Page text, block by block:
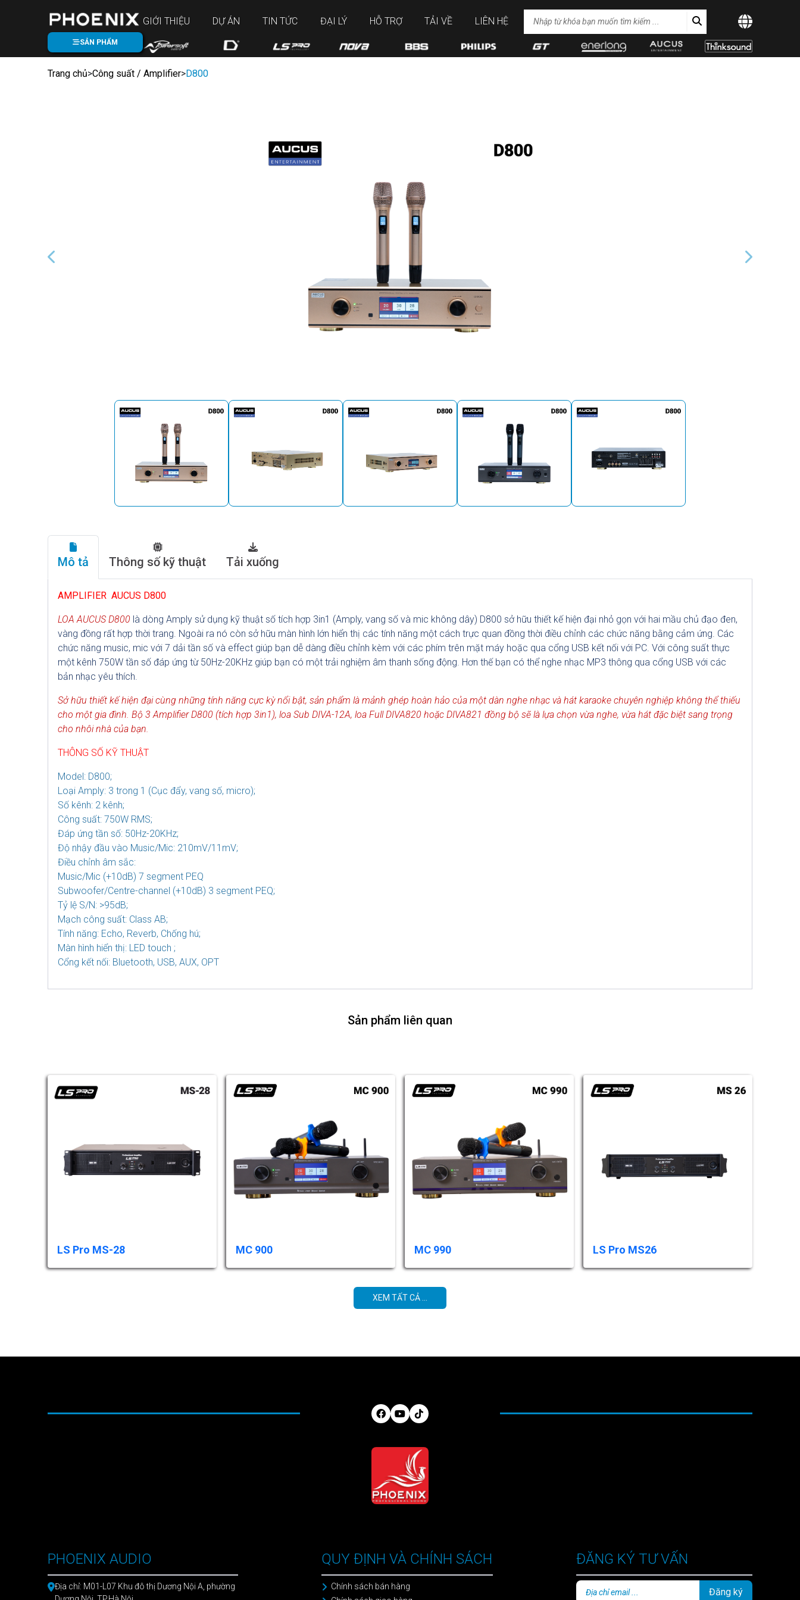
SẢN PHẨM
GIỚI THIỆU DỰ ÁN TIN TỨC ĐẠI LÝ HỖ TRỢ TẢI VỀ LIÊN HỆ
Trang chủ>Công suất / Amplifier>D800
Mô tả Thông số kỹ thuật Tải xuống
AMPLIFIER AUCUS D800
LOA AUCUS D800 là dòng Amply sử dụng kỹ thuật số tích hợp 3in1 (Amply, vang số và mic không dây) D800 sở hữu thiết kế hiện đại nhỏ gọn với hai mầu chủ đạo đen,
vàng đồng rất hợp thời trang. Ngoài ra nó còn sở hữu màn hình lớn hiển thị các tính năng một cách trực quan đồng thời điều chỉnh các chức năng bằng cảm ứng. Các
chức năng music, mic với 7 dải tần số và effect giúp bạn dễ dàng điều chỉnh kèm với các phím trên mặt máy hoặc qua cổng USB kết nối với PC. Với công suất thực
một kênh 750W tần số đáp ứng từ 50Hz-20KHz giúp bạn có một trải nghiệm âm thanh sống động. Hơn thế bạn có thể nghe nhạc MP3 thông qua cổng USB với các
bản nhạc yêu thích.
Sở hữu thiết kế hiện đại cùng những tính năng cực kỳ nổi bật, sản phẩm là mảnh ghép hoàn hảo của một dàn nghe nhạc và hát karaoke chuyên nghiệp không thể thiếu
cho một gia đình. Bộ 3 Amplifier D800 (tích hợp 3in1), loa Sub DIVA-12A, loa Full DIVA820 hoặc DIVA821 đồng bộ sẽ là lựa chọn vừa nghe, vừa hát đặc biệt sang trọng
cho nhôi nhà của bạn.
THÔNG SỐ KỸ THUẬT
Model: D800;
Loại Amply: 3 trong 1 (Cục đẩy, vang số, micro);
Số kênh: 2 kênh;
Công suất: 750W RMS;
Đáp ứng tần số: 50Hz-20KHz;
Độ nhậy đầu vào Music/Mic: 210mV/11mV;
Điều chỉnh âm sắc:
Music/Mic (+10dB) 7 segment PEQ
Subwoofer/Centre-channel (+10dB) 3 segment PEQ;
Tỷ lệ S/N: >95dB;
Mạch công suất: Class AB;
Tính năng: Echo, Reverb, Chống hú;
Màn hình hiển thị: LED touch ;
Cổng kết nối: Bluetooth, USB, AUX, OPT
Sản phẩm liên quan
LS Pro MS-28 MC 900 MC 990 LS Pro MS26
XEM TẤT CẢ ...
PHOENIX AUDIO
Địa chỉ: M01-L07 Khu đô thị Dương Nội A, phường
QUY ĐỊNH VÀ CHÍNH SÁCH
Chính sách bán hàng
ĐĂNG KÝ TƯ VẤN
Đăng ký